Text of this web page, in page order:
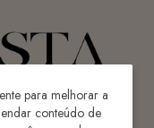
para melhorar a
conteúdo de